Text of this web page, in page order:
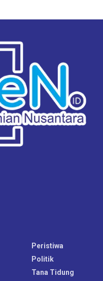
Peristiwa
Politik
Tana Tidung